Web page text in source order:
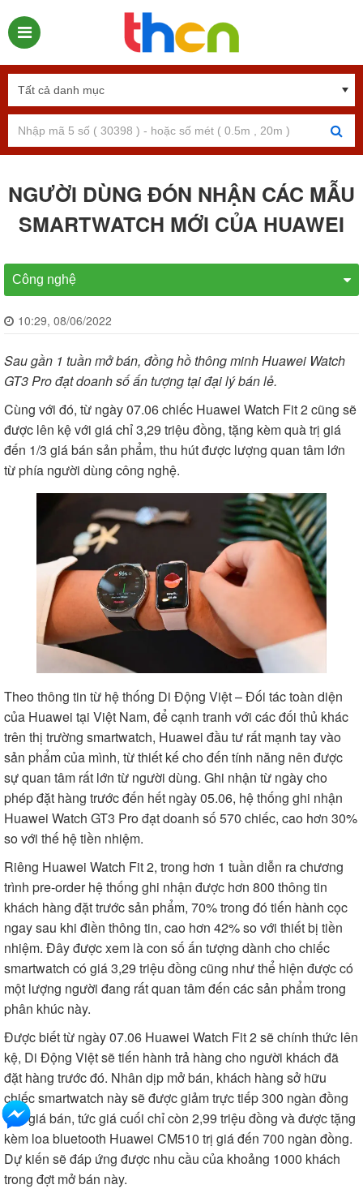
NGƯỜI DÙNG ĐÓN NHẬN CÁC MẪU
SMARTWATCH MỚI CỦA HUAWEI
Công nghệ
10:29, 08/06/2022
Sau gần 1 tuần mở bán, đồng hồ thông minh Huawei Watch
GT3 Pro đạt doanh số ấn tượng tại đại lý bán lẻ.
Cùng với đó, từ ngày 07.06 chiếc Huawei Watch Fit 2 cũng sẽ
được lên kệ với giá chỉ 3,29 triệu đồng, tặng kèm quà trị giá
đến 1/3 giá bán sản phẩm, thu hút được lượng quan tâm lớn
từ phía người dùng công nghệ.
Theo thông tin từ hệ thống Di Động Việt – Đối tác toàn diện
của Huawei tại Việt Nam, để cạnh tranh với các đối thủ khác
trên thị trường smartwatch, Huawei đầu tư rất mạnh tay vào
sản phẩm của mình, từ thiết kế cho đến tính năng nên được
sự quan tâm rất lớn từ người dùng. Ghi nhận từ ngày cho
phép đặt hàng trước đến hết ngày 05.06, hệ thống ghi nhận
Huawei Watch GT3 Pro đạt doanh số 570 chiếc, cao hơn 30%
so với thế hệ tiền nhiệm.
Riêng Huawei Watch Fit 2, trong hơn 1 tuần diễn ra chương
trình pre-order hệ thống ghi nhận được hơn 800 thông tin
khách hàng đặt trước sản phẩm, 70% trong đó tiến hành cọc
ngay sau khi điền thông tin, cao hơn 42% so với thiết bị tiền
nhiệm. Đây được xem là con số ấn tượng dành cho chiếc
smartwatch có giá 3,29 triệu đồng cũng như thể hiện được có
một lượng người đang rất quan tâm đến các sản phẩm trong
phân khúc này.
Được biết từ ngày 07.06 Huawei Watch Fit 2 sẽ chính thức lên
kệ, Di Động Việt sẽ tiến hành trả hàng cho người khách đã
đặt hàng trước đó. Nhân dịp mở bán, khách hàng sở hữu
chiếc smartwatch này sẽ được giảm trực tiếp 300 ngàn đồng
vào giá bán, tức giá cuối chỉ còn 2,99 triệu đồng và được tặng
kèm loa bluetooth Huawei CM510 trị giá đến 700 ngàn đồng.
Dự kiến sẽ đáp ứng được nhu cầu của khoảng 1000 khách
trong đợt mở bán này.